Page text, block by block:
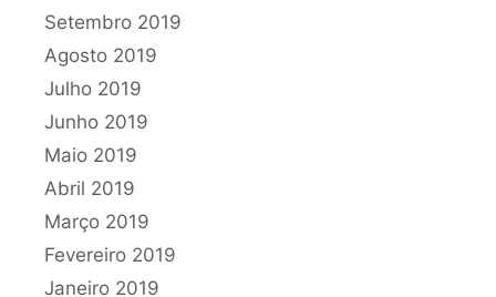
Setembro 2019
Agosto 2019
Julho 2019
Junho 2019
Maio 2019
Abril 2019
Março 2019
Fevereiro 2019
Janeiro 2019